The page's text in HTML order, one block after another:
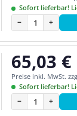
Sofort lieferbar!
− +
Regulärer
65,03 €
Preise inkl. MwSt.
Sofort lieferbar!
− +